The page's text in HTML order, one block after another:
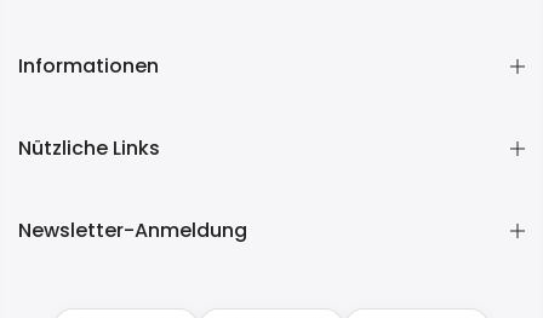
Informationen
Nützliche Links
Newsletter-Anmeldung